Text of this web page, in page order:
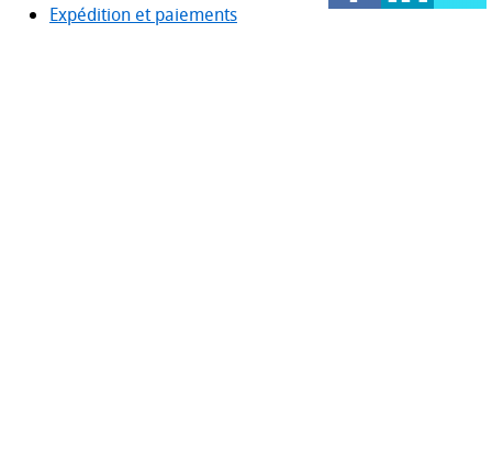
Expédition et paiements